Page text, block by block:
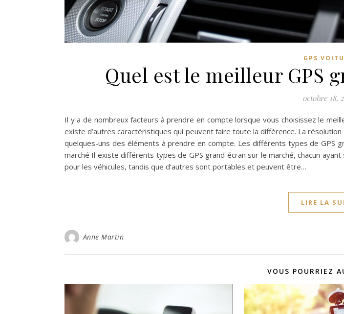
GPS
Quel est le meilleur GPS
octobre 18,
Il y a de nombreux facteurs à prendre en compte lorsque vous choisissez le
existe d’autres caractéristiques qui peuvent faire toute la différence. La
quelques-uns des éléments à prendre en compte. Les différents types de GPS
marché Il existe différents types de GPS grand écran sur le marché, chacun
pour les véhicules, tandis que d’autres sont portables et peuvent être…
LIRE LA
Anne Martin
VOUS POURRIEZ